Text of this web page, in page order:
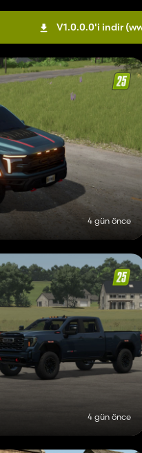
V1.0.0.0'i indir
4 gün önce
4 gün önce